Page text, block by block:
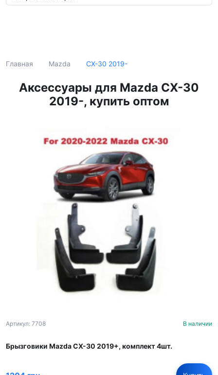
Главная Mazda CX-30 2019-
Аксессуары для Mazda CX-30
2019-, купить оптом
Артикул: 7708 В наличии
Брызговики Mazda CX-30 2019+, комплект 4шт.